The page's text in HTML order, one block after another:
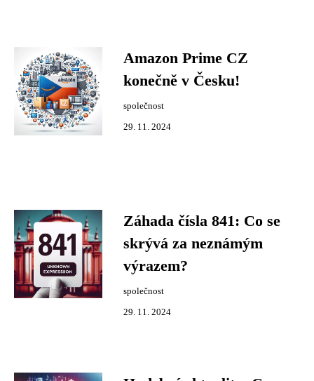
Amazon Prime CZ
konečně v Česku!
společnost
29. 11. 2024
Záhada čísla 841: Co se
skrývá za neznámým
výrazem?
společnost
29. 11. 2024